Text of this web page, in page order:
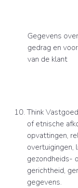
Gegevens
gedrag en
van de klant
Think
of etnische
opvattingen,
overtuigingen,
gezondheids-
gerichtheid,
gegevens.